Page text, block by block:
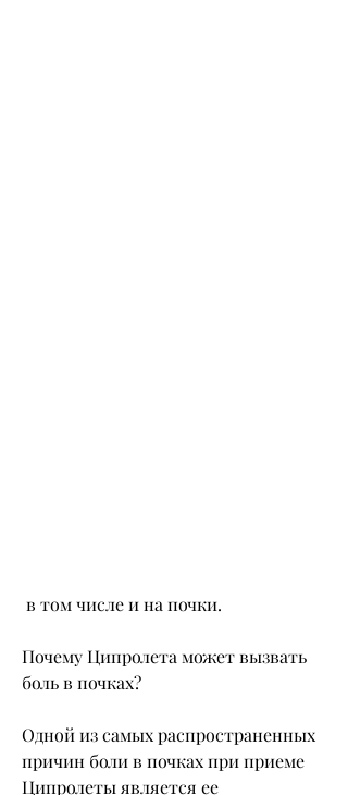
в том числе и на почки.
Почему Ципролета может вызвать
боль в почках?
Одной из самых распространенных
причин боли в почках при приеме
Ципролеты является ее